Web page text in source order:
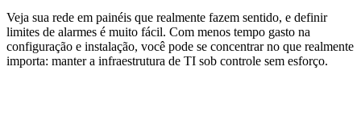
Veja sua rede em painéis que realmente fazem sentido, e definir
limites de alarmes é muito fácil. Com menos tempo gasto na
configuração e instalação, você pode se concentrar no que realmente
importa: manter a infraestrutura de TI sob controle sem esforço.